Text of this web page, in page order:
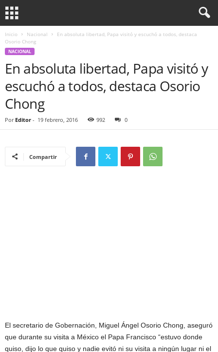
Inicio Nacional
En absoluta libertad, Papa visitó y escuchó a todos, destaca
Osorio Chong
NACIONAL
En absoluta libertad, Papa visitó y
escuchó a todos, destaca Osorio
Chong
Por Editor - 19 febrero, 2016 992 0
Compartir
El secretario de Gobernación, Miguel Ángel Osorio Chong, aseguró
que durante su visita a México el Papa Francisco “estuvo donde
quiso, dijo lo que quiso y nadie evitó ni su visita a ningún lugar ni el